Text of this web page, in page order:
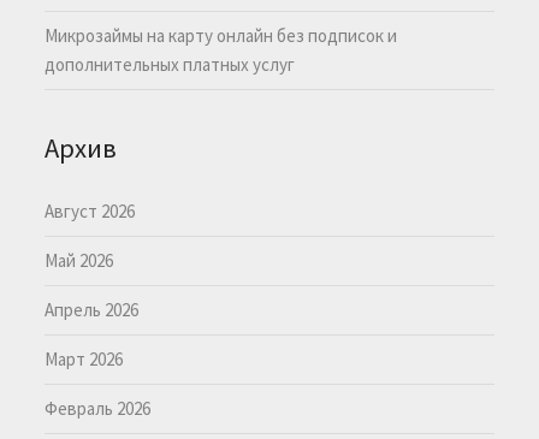
Микрозаймы на карту онлайн без подписок и
дополнительных платных услуг
Архив
Август 2026
Май 2026
Апрель 2026
Март 2026
Февраль 2026